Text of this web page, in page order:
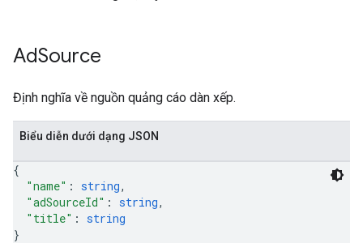
AdSource
Định nghĩa về nguồn quảng cáo dàn xếp.
Biểu diễn dưới dạng JSON
{
"name" : string,
"adSourceId" : string,
"title" : string
}